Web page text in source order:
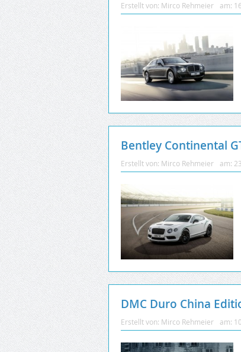
Erstellt von: Mirco Rehmeier am:
Bentley Continental
Erstellt von: Mirco Rehmeier am:
DMC Duro China
Erstellt von: Mirco Rehmeier am: